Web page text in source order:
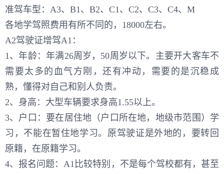
准驾车型：A3、B1、B2、C1、C2、C3、C4、M
各地学驾照费用有所不同的，18000左右。
A2驾驶证增驾A1：
1、年龄：年满26周岁，50周岁以下。主要开大客车不
需要太多的血气方刚，还有冲动，需要的是沉稳成
熟，懂得对自己和别人负责。
2、身高：大型车辆要求身高1.55以上。
3、户口：要在居住地（户口所在地，地级市范围）学
习，不能在暂住地学习。原驾驶证是外地的，要转回
原籍，在原籍学习。
4、报名问题：A1比较特别，不是每个驾校都有，甚至